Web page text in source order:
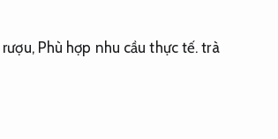
rượu, Phù hợp nhu cầu thực tế. trà